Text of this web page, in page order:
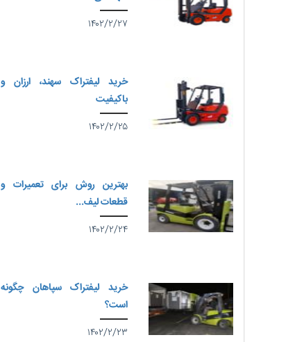
۱۴۰۲/۲/۲۷
خرید لیفتراک سهند، ارزان و
باکیفیت
۱۴۰۲/۲/۲۵
بهترین روش برای تعمیرات و
قطعات لیف...
۱۴۰۲/۲/۲۴
خرید لیفتراک سپاهان چگونه
است؟
۱۴۰۲/۲/۲۳